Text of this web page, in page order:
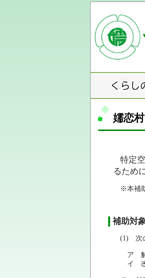
嬬恋
特定
るため
※本補
補助対
(1) 次
ア 解
イ 改修